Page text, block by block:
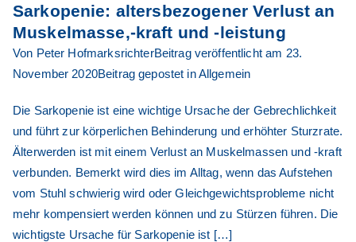
Sarkopenie: altersbezogener Verlust an
Muskelmasse,-kraft und -leistung
Von Peter HofmarksrichterBeitrag veröffentlicht am 23.
November 2020Beitrag gepostet inAllgemein
Die Sarkopenie ist eine wichtige Ursache der Gebrechlichkeit
und führt zur körperlichen Behinderung und erhöhter Sturzrate.
Älterwerden ist mit einem Verlust an Muskelmassen und -kraft
verbunden. Bemerkt wird dies im Alltag, wenn das Aufstehen
vom Stuhl schwierig wird oder Gleichgewichtsprobleme nicht
mehr kompensiert werden können und zu Stürzen führen. Die
wichtigste Ursache für Sarkopenie ist […]